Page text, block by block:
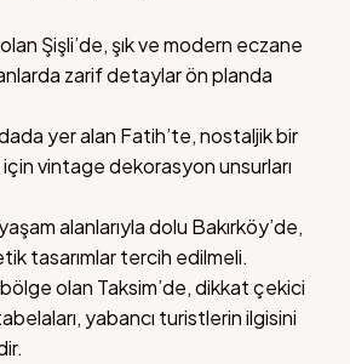
Şişli’de, şık ve modern eczane
zarif detaylar ön planda
yer alan Fatih’te, nostaljik bir
vintage dekorasyon unsurları
alanlarıyla dolu Bakırköy’de,
tasarımlar tercih edilmeli.
olan Taksim’de, dikkat çekici
yabancı turistlerin ilgisini